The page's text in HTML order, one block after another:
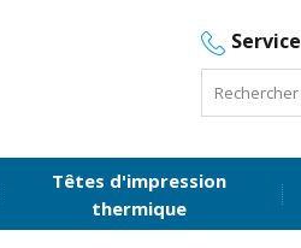
Têtes d'impression
thermique